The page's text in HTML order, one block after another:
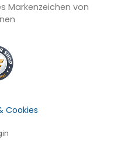
Markenzeichen von
Cookies